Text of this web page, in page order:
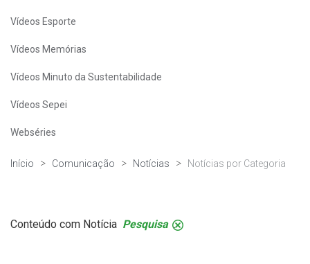
Vídeos Esporte
Vídeos Memórias
Vídeos Minuto da Sustentabilidade
Vídeos Sepei
Webséries
Início Comunicação Notícias Notícias por Categoria
Conteúdo com Notícia Pesquisa .